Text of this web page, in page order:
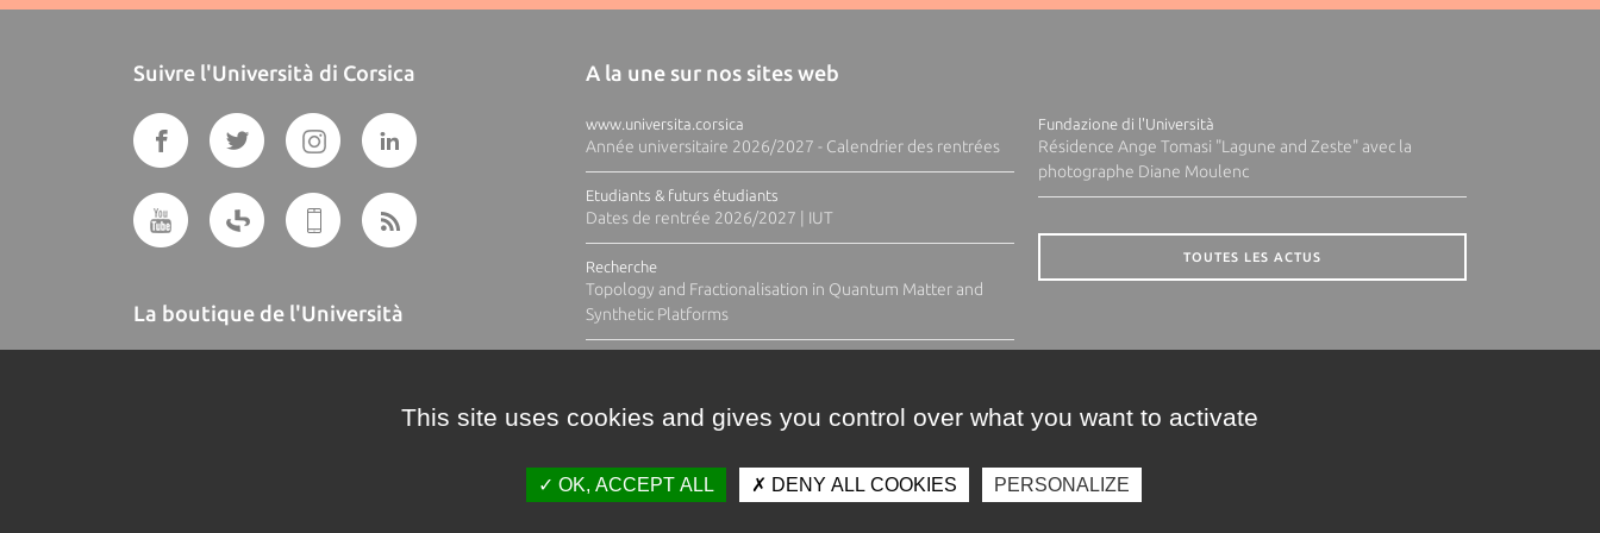
Suivre l'Università di Corsica
La boutique de l'Università
A la une sur nos sites web
www.universita.corsica
Année universitaire 2026/2027 - Calendrier des rentrées
Etudiants & futurs étudiants
Dates de rentrée 2026/2027 | IUT
Recherche
Topology and Fractionalisation in Quantum Matter and
Synthetic Platforms
Fundazione di l'Università
Résidence Ange Tomasi "Lagune and Zeste" avec la
photographe Diane Moulenc
TOUTES LES ACTUS
This site uses cookies and gives you control over what you want to activate
OK, ACCEPT ALL DENY ALL COOKIES PERSONALIZE